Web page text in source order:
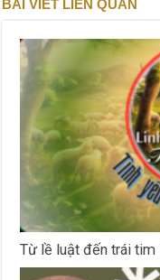
BÀI VIẾT LIÊN QUAN
Từ lề luật đến trái tim